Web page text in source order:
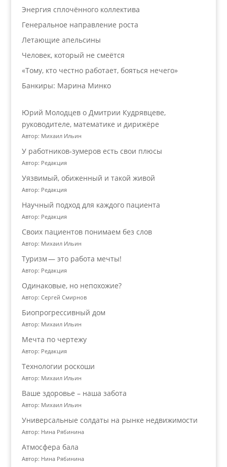
Энергия сплочённого коллектива
Генеральное направление роста
Летающие апельсины
Человек, который не смеётся
«Тому, кто честно работает, бояться нечего»
Банкиры: Марина Минко
Юрий Молодцев о Дмитрии Кудрявцеве,
руководителе, математике и дирижёре
Автор: Михаил Ильин
У работников‑зумеров есть свои плюсы
Автор: Редакция
Уязвимый, обиженный и такой живой
Автор: Редакция
Научный подход для каждого пациента
Автор: Редакция
Своих пациентов понимаем без слов
Автор: Михаил Ильин
Туризм — это работа мечты!
Автор: Редакция
Одинаковые, но непохожие?
Автор: Сергей Смирнов
Биопрогрессивный дом
Автор: Михаил Ильин
Мечта по чертежу
Автор: Редакция
Технологии роскоши
Автор: Михаил Ильин
Ваше здоровье – наша забота
Автор: Михаил Ильин
Универсальные солдаты на рынке недвижимости
Автор: Нина Рябинина
Атмосфера бала
Автор: Нина Рябинина